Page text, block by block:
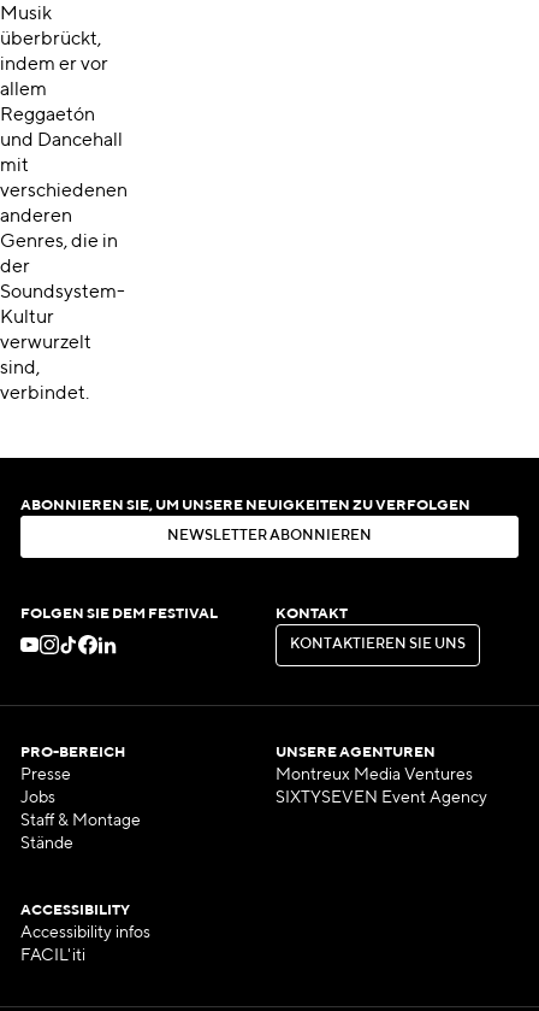
Musik
überbrückt,
indem er vor
allem
Reggaetón
und Dancehall
mit
verschiedenen
anderen
Genres, die in
der
Soundsystem-
Kultur
verwurzelt
sind,
verbindet.
ABONNIEREN SIE, UM UNSERE NEUIGKEITEN ZU VERFOLGEN
N EWSLET ERABON N EREN
FOLGEN SIE DEM FESTIVAL KONTAKT
KON AKT EREN SI E UN S
KONTAKTIERENSIEUNS
PRO-BEREICH
Presse
Jobs
Staff & Montage
Stände
UNSERE AGENTUREN
Montreux Media Ventures
SIXTYSEVEN Event Agency
ACCESSIBILITY
Accessibility infos
FACIL'iti